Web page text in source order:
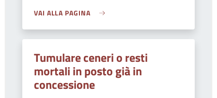
VAI ALLA PAGINA
Tumulare ceneri o resti
mortali in posto già in
concessione